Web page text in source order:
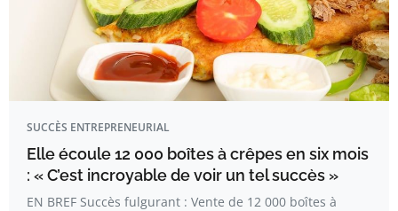
SUCCÈS ENTREPRENEURIAL
Elle écoule 12 000 boîtes à crêpes en six mois
: « C’est incroyable de voir un tel succès »
EN BREF Succès fulgurant : Vente de 12 000 boîtes à